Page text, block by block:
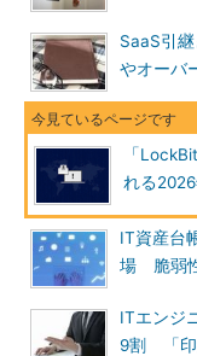
SaaS引
やオーバ
「
れる
IT資産台
場 脆弱
ITエンジ
9割 「印